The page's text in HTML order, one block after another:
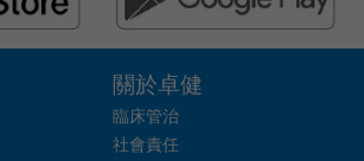
關於卓健
臨床管治
社會責任